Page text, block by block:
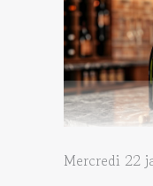
Mercredi 22